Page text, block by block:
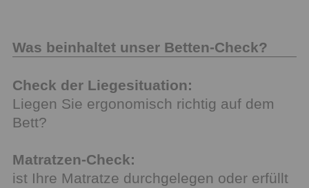
Was beinhaltet unser Betten-Check?
Check der Liegesituation:
Liegen Sie ergonomisch richtig auf dem
Bett?
Matratzen-Check:
ist Ihre Matratze durchgelegen oder erfüllt